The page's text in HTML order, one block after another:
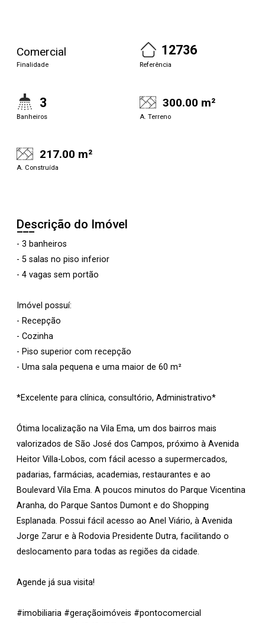
Comercial
Finalidade
12736
Referência
3
Banheiros
300.00 m²
A. Terreno
217.00 m²
A. Construída
Descrição do Imóvel
- 3 banheiros
- 5 salas no piso inferior
- 4 vagas sem portão
Imóvel possuí:
- Recepção
- Cozinha
- Piso superior com recepção
- Uma sala pequena e uma maior de 60 m²
*Excelente para clínica, consultório, Administrativo*
Ótima localização na Vila Ema, um dos bairros mais
valorizados de São José dos Campos, próximo à Avenida
Heitor Villa-Lobos, com fácil acesso a supermercados,
padarias, farmácias, academias, restaurantes e ao
Boulevard Vila Ema. A poucos minutos do Parque Vicentina
Aranha, do Parque Santos Dumont e do Shopping
Esplanada. Possui fácil acesso ao Anel Viário, à Avenida
Jorge Zarur e à Rodovia Presidente Dutra, facilitando o
deslocamento para todas as regiões da cidade.
Agende já sua visita!
#imobiliaria #geraçãoimóveis #pontocomercial